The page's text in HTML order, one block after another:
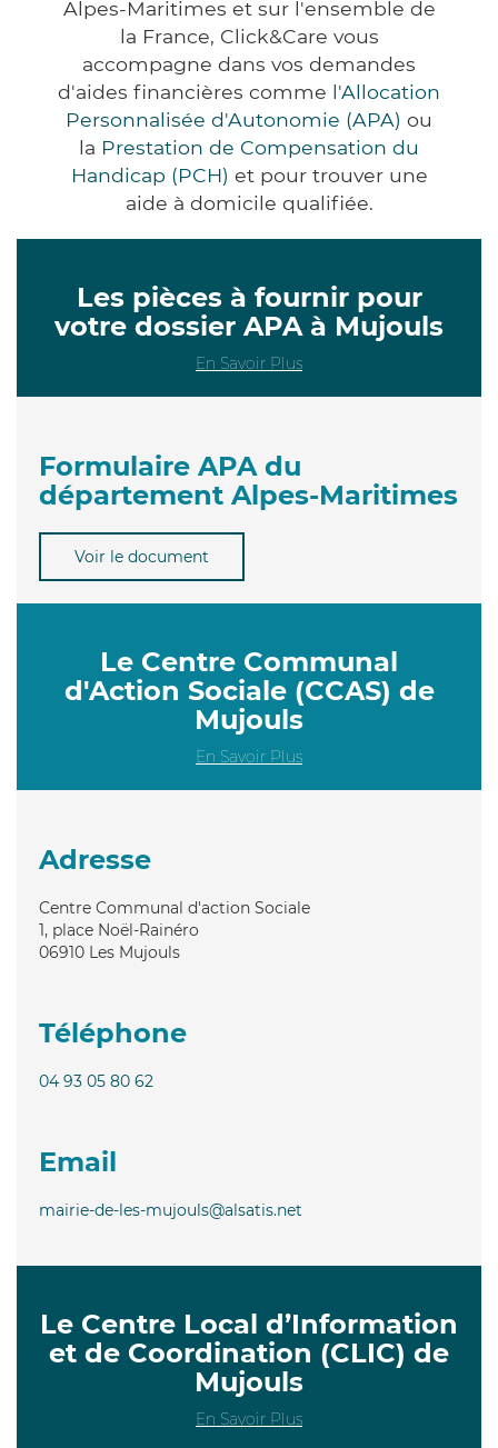
Alpes-Maritimes et sur l'ensemble de
la France, Click&Care vous
accompagne dans vos demandes
d'aides financières comme l'Allocation
Personnalisée d'Autonomie (APA) ou
la Prestation de Compensation du
Handicap (PCH) et pour trouver une
aide à domicile qualifiée.
Les pièces à fournir pour
votre dossier APA à Mujouls
En Savoir Plus
Formulaire APA du
département Alpes-Maritimes
Voir le document
Le Centre Communal
d'Action Sociale (CCAS) de
Mujouls
En Savoir Plus
Adresse
Centre Communal d'action Sociale
1, place Noël-Rainéro
06910 Les Mujouls
Téléphone
04 93 05 80 62
Email
mairie-de-les-mujouls@alsatis.net
Le Centre Local d’Information
et de Coordination (CLIC) de
Mujouls
En Savoir Plus